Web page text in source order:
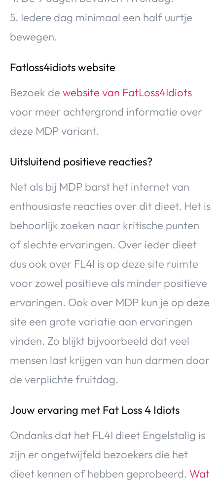
5. Iedere dag minimaal een half uurtje
bewegen.
Fatloss4idiots website
Bezoek de website van FatLoss4Idiots
voor meer achtergrond informatie over
deze MDP variant.
Uitsluitend positieve reacties?
Net als bij MDP barst het internet van
enthousiaste reacties over dit dieet. Het is
behoorlijk zoeken naar kritische punten
of slechte ervaringen. Over ieder dieet
dus ook over FL4I is op deze site ruimte
voor zowel positieve als minder positieve
ervaringen. Ook over MDP kun je op deze
site een grote variatie aan ervaringen
vinden. Zo blijkt bijvoorbeeld dat veel
mensen last krijgen van hun darmen door
de verplichte fruitdag.
Jouw ervaring met Fat Loss 4 Idiots
Ondanks dat het FL4I dieet Engelstalig is
zijn er ongetwijfeld bezoekers die het
dieet kennen of hebben geprobeerd. Wat